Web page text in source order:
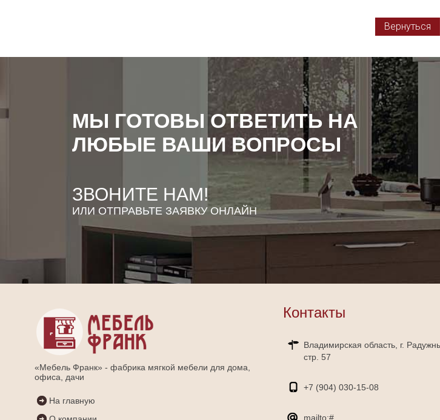
Вернуться
МЫ ГОТОВЫ ОТВЕТИТЬ НА
ЛЮБЫЕ ВАШИ ВОПРОСЫ
ЗВОНИТЕ НАМ!
ИЛИ ОТПРАВЬТЕ ЗАЯВКУ ОНЛАЙН
«Мебель Франк» - фабрика мягкой мебели для дома,
офиса, дачи
На главную
Контакты
Владимирская область, г.
стр. 57
+7 (904) 030-15-08
mailto:#